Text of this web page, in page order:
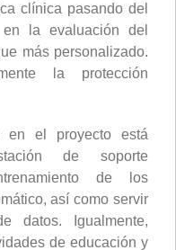
clínica pasando del
la evaluación del
más personalizado.
la protección
en el proyecto está
de soporte
de los
así como servir
datos. Igualmente,
de educación y